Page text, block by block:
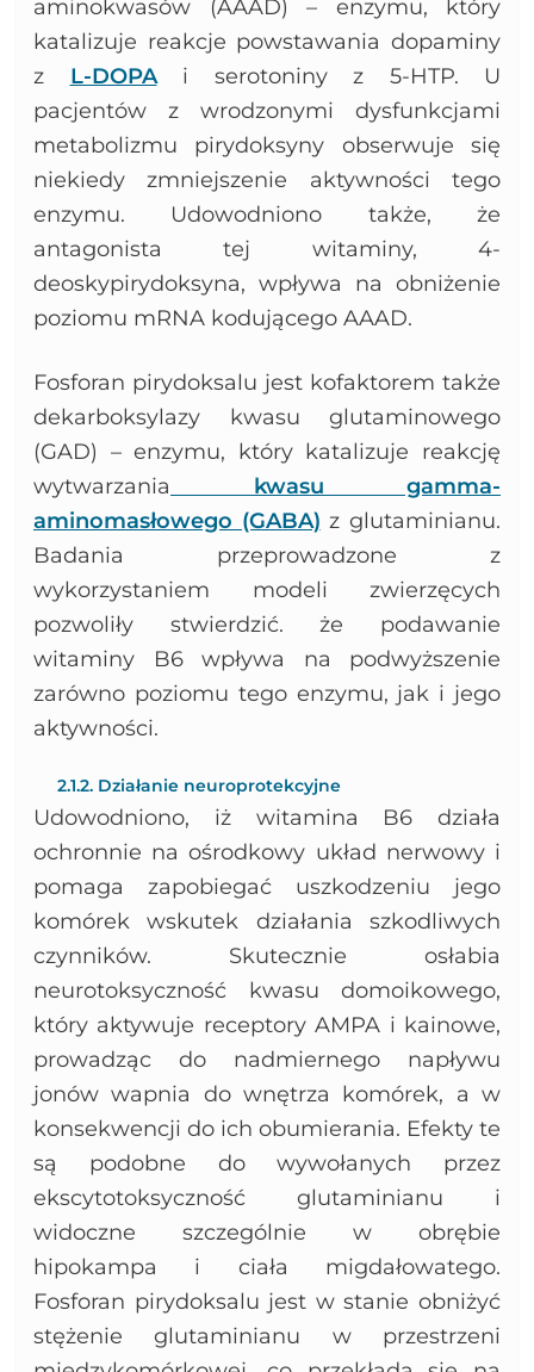
aminokwasów (AAAD) – enzymu, który
katalizuje reakcje powstawania dopaminy
z L-DOPAi serotoniny z 5-HTP. U
pacjentów z wrodzonymi dysfunkcjami
metabolizmu pirydoksyny obserwuje się
niekiedy zmniejszenie aktywności tego
enzymu. Udowodniono także, że
antagonista tej witaminy, 4-
deoskypirydoksyna, wpływa na obniżenie
poziomu mRNA kodującego AAAD.
Fosforan pirydoksalu jest kofaktorem także
dekarboksylazy kwasu glutaminowego
(GAD) – enzymu, który katalizuje reakcję
wytwarzania kwasu gamma-
aminomasłowego (GABA) z glutaminianu.
Badania przeprowadzone z
wykorzystaniem modeli zwierzęcych
pozwoliły stwierdzić. że podawanie
witaminy B6 wpływa na podwyższenie
zarówno poziomu tego enzymu, jak i jego
aktywności.
2.1.2. Działanie neuroprotekcyjne
Udowodniono, iż witamina B6 działa
ochronnie na ośrodkowy układ nerwowy i
pomaga zapobiegać uszkodzeniu jego
komórek wskutek działania szkodliwych
czynników. Skutecznie osłabia
neurotoksyczność kwasu domoikowego,
który aktywuje receptory AMPA i kainowe,
prowadząc do nadmiernego napływu
jonów wapnia do wnętrza komórek, a w
konsekwencji do ich obumierania. Efekty te
są podobne do wywołanych przez
ekscytotoksyczność glutaminianu i
widoczne szczególnie w obrębie
hipokampa i ciała migdałowatego.
Fosforan pirydoksalu jest w stanie obniżyć
stężenie glutaminianu w przestrzeni